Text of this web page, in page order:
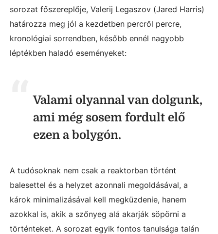
sorozat főszereplője, Valerij Legaszov (Jared Harris)
határozza meg jól a kezdetben percről percre,
kronológiai sorrendben, később ennél nagyobb
léptékben haladó eseményeket:
Valami olyannal van dolgunk,
ami még sosem fordult elő
ezen a bolygón.
A tudósoknak nem csak a reaktorban történt
balesettel és a helyzet azonnali megoldásával, a
károk minimalizásával kell megküzdenie, hanem
azokkal is, akik a szőnyeg alá akarják söpörni a
történteket. A sorozat egyik fontos tanulsága talán